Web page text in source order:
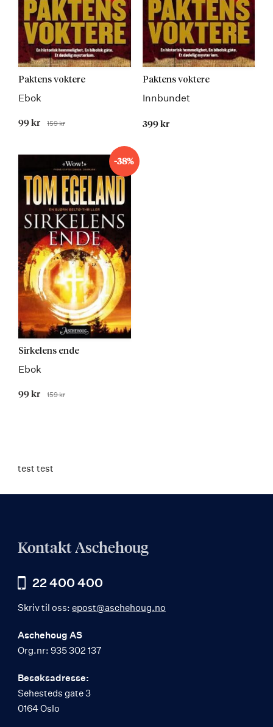
Paktens voktere
Ebok
Tilbudspris
99 kr Før
159 kr
Paktens voktere
Innbundet
399 kr
-38%
Sirkelens ende
Ebok
Tilbudspris
99 kr Før
159 kr
test test
Kontakt Aschehoug
22 400 400
Skriv til oss: epost@aschehoug.no
Aschehoug AS
Org.nr: 935 302 137
Besøksadresse:
Sehesteds gate 3
0164 Oslo